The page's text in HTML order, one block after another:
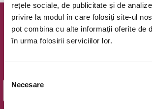
rețele sociale, de publicitate și de
privire la modul în care folosiți site-ul
pot combina cu alte informații oferite de
în urma folosirii serviciilor lor.
consimțământului
Necesare
Newsletter @